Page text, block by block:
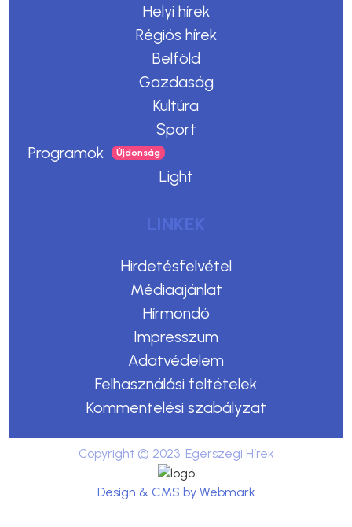
Helyi hírek
Régiós hírek
Belföld
Gazdaság
Kultúra
Sport
Programok
Light
LINKEK
Hirdetésfelvétel
Médiaajánlat
Hírmondó
Impresszum
Adatvédelem
Felhasználási feltételek
Kommentelési szabályzat
Copyright © 2023. Egerszegi Hírek
Design & CMS by Webmark